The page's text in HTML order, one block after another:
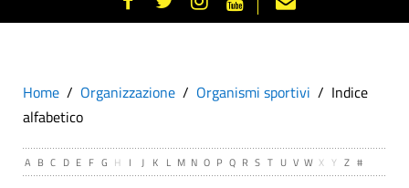
Home Organizzazione Organismi sportivi
Indice
alfabetico
A B C D E F G H I J K L M N O P Q R S T U V W X Y Z #